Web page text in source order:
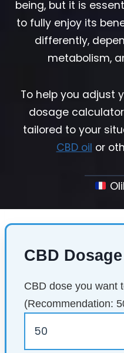
being, but it is
to fully enjoy its
differently,
metabolism,
To help you adjust
dosage
tailored to your
CBD oil or
CBD
CBD dose you want
(Recommendation: